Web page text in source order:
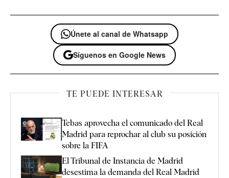
Únete al canal de Whatsapp
Síguenos en Google News
TE PUEDE INTERESAR
Tebas aprovecha el comunicado del Real
Madrid para reprochar al club su posición
sobre la FIFA
El Tribunal de Instancia de Madrid
desestima la demanda del Real Madrid